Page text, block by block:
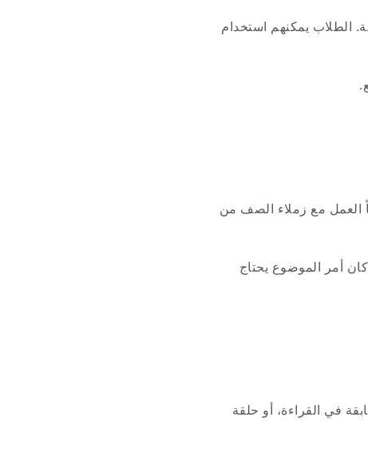
الطلاب يمكنهم استخدام
العمل مع زملاء الصف من
أمر الموضوع يحتاج
في القراءة، أو حلقة